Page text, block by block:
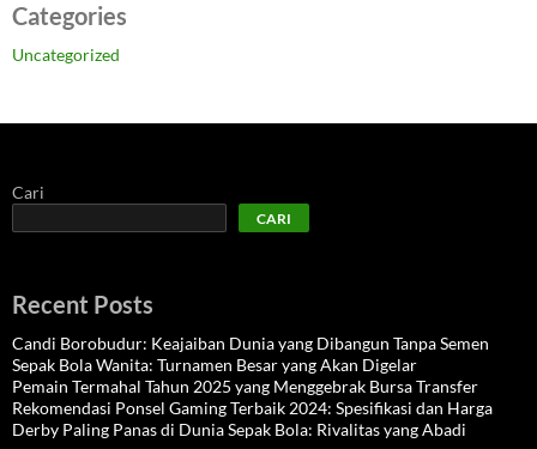
Categories
Uncategorized
Cari
CARI
Recent Posts
Candi Borobudur: Keajaiban Dunia yang Dibangun Tanpa Semen
Sepak Bola Wanita: Turnamen Besar yang Akan Digelar
Pemain Termahal Tahun 2025 yang Menggebrak Bursa Transfer
Rekomendasi Ponsel Gaming Terbaik 2024: Spesifikasi dan Harga
Derby Paling Panas di Dunia Sepak Bola: Rivalitas yang Abadi